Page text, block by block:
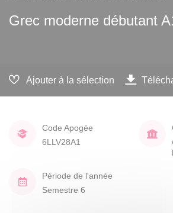
Grec moderne débutant
Ajouter à la sélection
Code Apogée
6LLV28A1
Période de l'année
Semestre 6